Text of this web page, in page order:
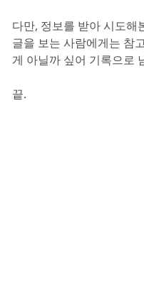
다만, 정보를 받아 시도해
글을 보는 사람에게는 참
게 아닐까 싶어 기록으로
끝.